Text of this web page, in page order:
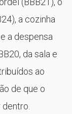
a cozinha
a despensa
da sala e
ao
de que o